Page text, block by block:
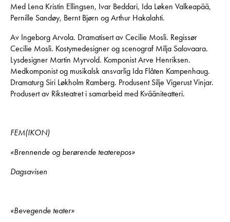
Med Lena Kristin Ellingsen, Ivar Beddari, Ida Løken Valkeapää,
Pernille Sandøy, Bernt Bjørn og Arthur Hakalahti.
Av Ingeborg Arvola. Dramatisert av Cecilie Mosli. Regissør
Cecilie Mosli. Kostymedesigner og scenograf Milja Salovaara.
Lysdesigner Martin Myrvold. Komponist Arve Henriksen.
Medkomponist og musikalsk ansvarlig Ida Flåten Kampenhaug.
Dramaturg Siri Løkholm Ramberg. Produsent Silje Vigerust Vinjar.
Produsert av Riksteatret i samarbeid med Kvääniteatteri.
FEM(IKON)
«Brennende og berørende teaterepos»
Dagsavisen
«Bevegende teater»